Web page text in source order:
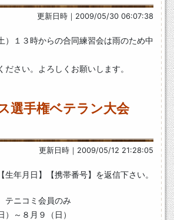
更新日時｜2009/05/30 06:07:38
）１３時からの合同練習会は雨のため中
ださい。よろしくお願いします。
選手権ベテラン大会
更新日時｜2009/05/12 21:28:05
生年月日】【携帯番号】を返信下さい。
ニコミ会員のみ
）～８月９（日）